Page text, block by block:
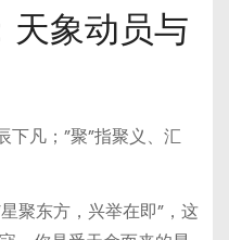
天象动员与
下凡；”聚”指聚义、汇
聚东方，兴举在即”，这